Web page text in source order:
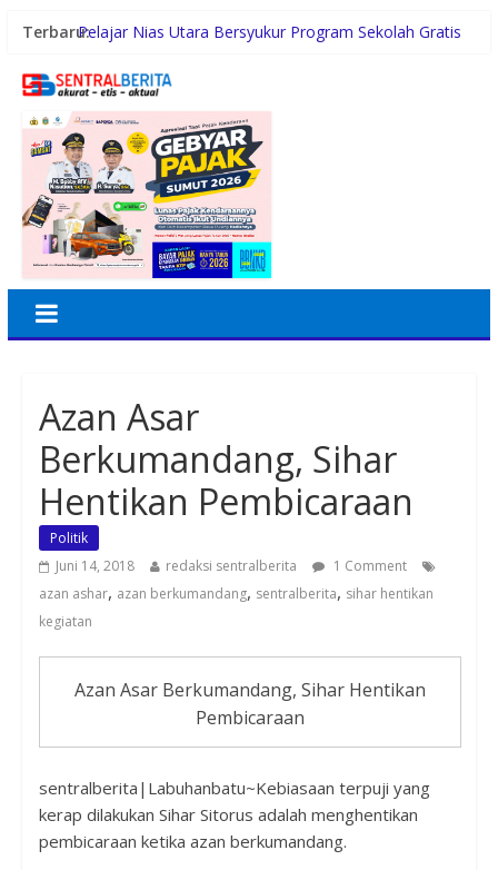
Terbaru:Pelajar Nias Utara Bersyukur Program Sekolah Gratis
Tua
Block Party Terbesar di Jakarta
Kasus Perusakan Alat Musik dan Penganiayaan
Akhirnya Berdamai, PAPPRI Madina Apresiasi Polsek
Natal
Kurnia Nugraha Raih Penghargaan Indonesia Public
Relations Top Leader 2026
Polres Tapsel Ungkap Kasus Pembunuhan Disertai
Azan Asar
Berkumandang, Sihar
Hentikan Pembicaraan
Politik
Juni 14, 2018
redaksi sentralberita
1 Comment
azan ashar, azan berkumandang, sentralberita, sihar hentikan
kegiatan
Azan Asar Berkumandang, Sihar Hentikan
Pembicaraan
sentralberita|Labuhanbatu~Kebiasaan terpuji yang
kerap dilakukan Sihar Sitorus adalah menghentikan
pembicaraan ketika azan berkumandang.